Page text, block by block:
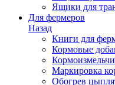
Ящики для
Для фермеров
Назад
Книги для
Кормовые
Маркировка
Обогрев